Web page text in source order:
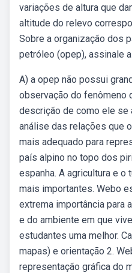
variações de altura que
altitude do relevo
Sobre a organização dos
petróleo (opep), assinale
A) a opep não possui
observação do fenômeno
descrição de como ele se
análise das relações que
mais adequado para
país alpino no topo dos
espanha. A agricultura e
mais importantes. Webo
extrema importância para
e do ambiente em que
estudantes uma melhor.
mapas) e orientação 2.
representação gráfica do